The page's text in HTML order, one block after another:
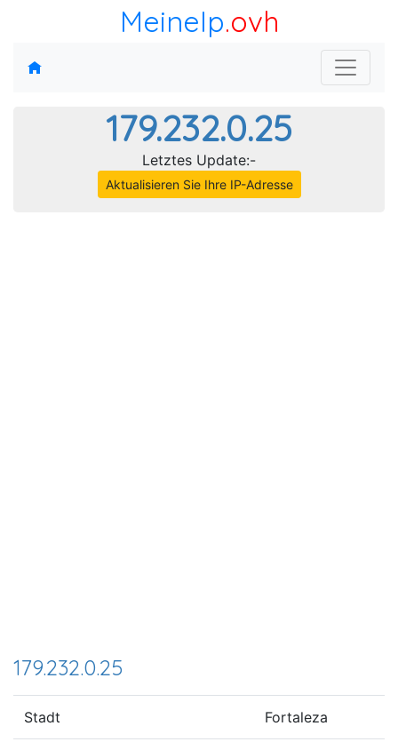
MeineIp.ovh
179.232.0.25
Letztes Update:-
Aktualisieren Sie Ihre IP-Adresse
179.232.0.25
Stadt Fortaleza